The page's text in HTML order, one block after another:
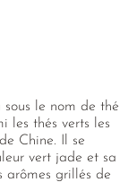
le nom de thé
les thés verts les
Chine. Il se
vert jade et sa
arômes grillés de